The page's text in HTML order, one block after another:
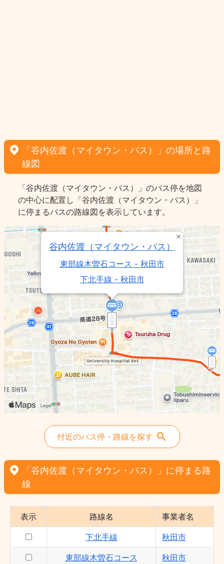
「谷内佐渡（マイタウン・バス）」の場所と路
線図
「谷内佐渡（マイタウン・バス）」のバス停を地図
の中心に配置し「谷内佐渡（マイタウン・バス）」
に停まるバスの路線図を表示しています。
谷内佐渡（マイタウン・バス）
東部線木曽石コース - 秋田市
下北手線 - 秋田市
付近のバス停・路線を探す
「谷内佐渡（マイタウン・バス）」に停まる路
線
表示 路線名 事業者名
下北手線 秋田市
東部線木曽石コース 秋田市